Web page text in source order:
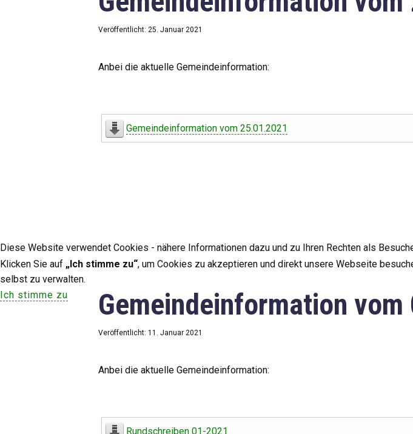
Veröffentlicht: 25. Januar 2021
Anbei die aktuelle Gemeindeinformation:
Gemeindeinformation vom 25.01.2021
Gemeindeinformation vom
Veröffentlicht: 11. Januar 2021
Anbei die aktuelle Gemeindeinformation:
Rundschreiben 01-2021
Diese Website verwendet Cookies - nähere Informationen dazu und zu Ihren Rechten als
Klicken Sie auf „Ich stimme zu“, um Cookies zu akzeptieren und direkt unsere Webseite
selbst zu verwalten.
Ich stimme zu